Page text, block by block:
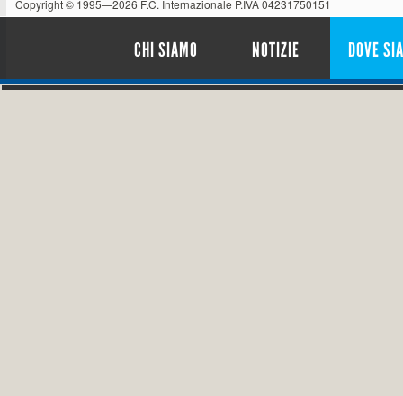
Copyright © 1995—2026 F.C. Internazionale P.IVA 04231750151
CHI SIAMO NOTIZIE DOVE